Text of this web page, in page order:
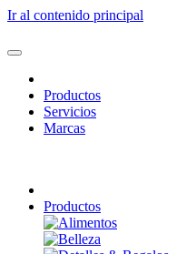
Ir al contenido principal
Productos
Servicios
Marcas
Productos